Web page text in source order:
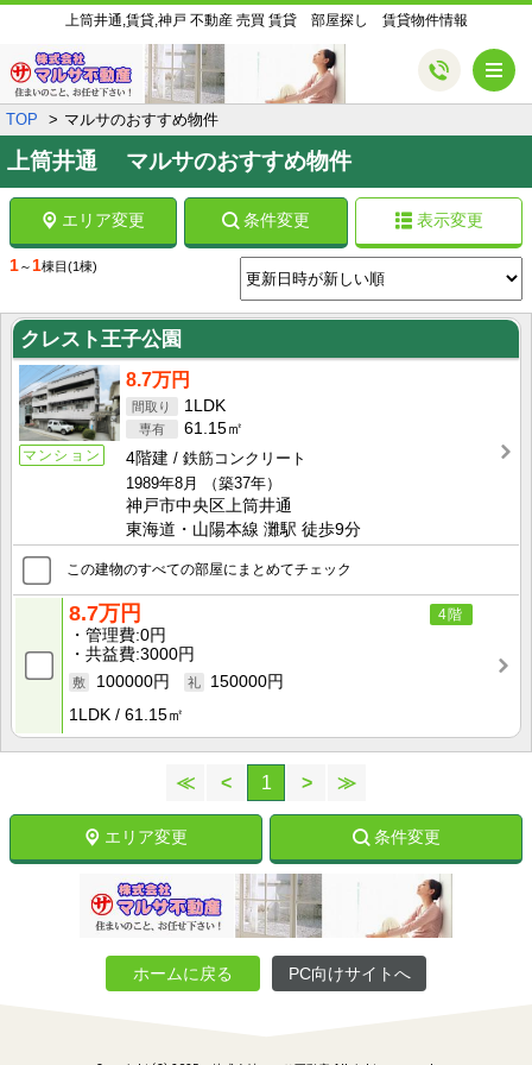
上筒井通,賃貸,神戸 不動産 売買 賃貸 部屋探し 賃貸物件情報
TOP マルサのおすすめ物件
上筒井通 マルサのおすすめ物件
エリア変更 条件変更 表示変更
1～1棟目 (1棟)
クレスト王子公園
マンション
8.7万円
1LDK
61.15㎡
4階建
鉄筋コンクリート
1989年8月
（築37年）
神戸市中央区上筒井通
東海道・山陽本線 灘駅 徒歩9分
この建物のすべての部屋にまとめてチェック
4階
8.7万円
管理費 0円
共益費 3000円
100000円
150000円
1LDK
61.15㎡
≪ < 1 > ≫
エリア変更 条件変更
ホームに戻る PC向けサイトへ